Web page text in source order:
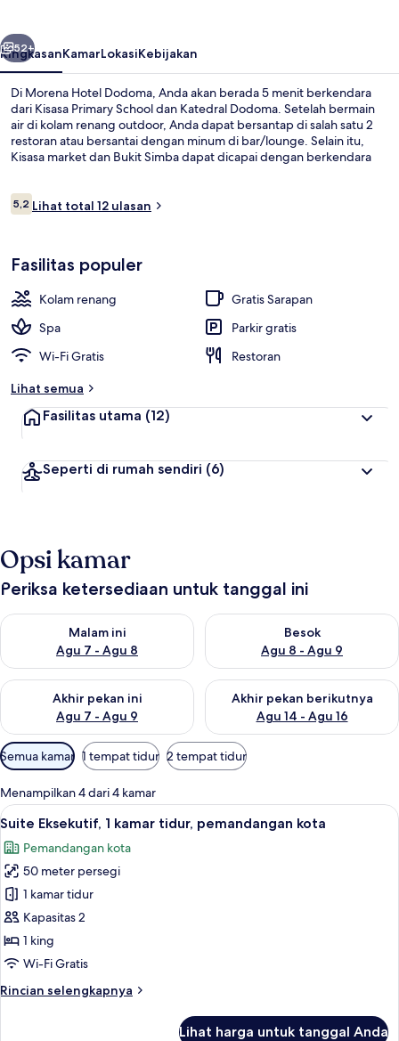
Berikutnya
52+
RingkasanKamarLokasiKebijakan
Di Morena Hotel Dodoma, Anda akan berada 5 menit berkendara
dari Kisasa Primary School dan Katedral Dodoma. Setelah bermain
air di kolam renang outdoor, Anda dapat bersantap di salah satu 2
restoran atau bersantai dengan minum di bar/lounge. Selain itu,
Kisasa market dan Bukit Simba dapat dicapai dengan berkendara
Ulasan
5,25,2 dari 10
Lihat total 12 ulasan
Fasilitas populer
Kolam renang
Gratis Sarapan
Spa
Parkir gratis
Wi-Fi Gratis
Restoran
Lihat semua
Fasilitas utama (12)
Seperti di rumah sendiri (6)
Opsi kamar
Periksa ketersediaan untuk tanggal ini
Malam ini
Agu 7 - Agu 8
Periksa ketersediaan untuk malam ini Agu 7 - Agu 8
Besok
Agu 8 - Agu 9
Periksa ketersediaan untuk
Akhir pekan ini
Agu 7 - Agu 9
Periksa ketersediaan untuk akhir pekan ini Agu 7 - Agu 9
Akhir pekan berikutnya
Agu 14 - Agu 16
Periksa ketersediaan untuk
Filter
tersedia
untuk
kamar
Semua kamar 1 tempat tidur 2 tempat tidur
Menampilkan 4 dari 4 kamar
Lihat
semua
foto
untuk
Suite
Eksekutif,
1
kamar
pemandangan
Suite Eksekutif, 1 kamar tidur,
17
Suite Eksekutif, 1 kamar tidur, pemandangan kota
Pemandangan kota
50 meter persegi
1 kamar tidur
Kapasitas 2
1 king
Wi-Fi Gratis
Rincian selengkapnya
Rincian
Lihat harga untuk tanggal Anda